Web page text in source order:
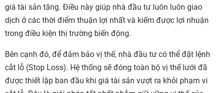
giá tài sản tăng. Điều này giúp nhà đầu tư luôn luôn giao
dịch ở các thời điểm thuận lợi nhất và kiếm được lợi nhuận
trong điều kiện thị trường biến động.
Bên cạnh đó, để đảm bảo vị thế, nhà đầu tư có thể đặt lệnh
cắt lỗ (Stop Loss). Hệ thống sẽ đóng toàn bộ vị thế lưới đã
được thiết lập ban đầu khi giá tài sản vượt ra khỏi phạm vi